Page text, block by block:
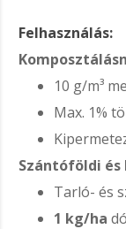
Felhasználás:
10 g/m³
Max. 1%
Szántóföldi
Tarló- és
1 kg/ha